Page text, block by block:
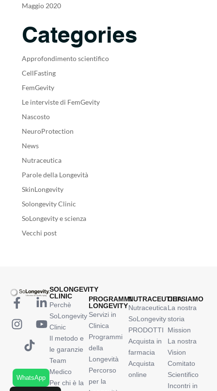
Maggio 2020
Categories
Approfondimento scientifico
CellFasting
FemGevity
Le interviste di FemGevity
Nascosto
NeuroProtection
News
Nutraceutica
Parole della Longevità
SkinLongevity
Solongevity Clinic
SoLongevity e scienza
Vecchi post
WhatsApp
SOLONGEVITY
CLINIC
Perchè
SoLongevity
Clinic
Il metodo e
le garanzie
Team
Medico
Per chi è la
PROGRAMMI
LONGEVITY
Servizi in
Clinica
Programmi
della
Longevità
Percorso
per la
NUTRACEUTICA
Nutraceutica
SoLongevity
PRODOTTI
Acquista in
farmacia
Acquista
online
CHI SIAMO
La nostra
storia
Mission
La nostra
Vision
Comitato
Scientifico
Incontri in